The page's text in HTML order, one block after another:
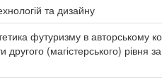
та дизайну
футуризму в авторському
другого (магістерського)